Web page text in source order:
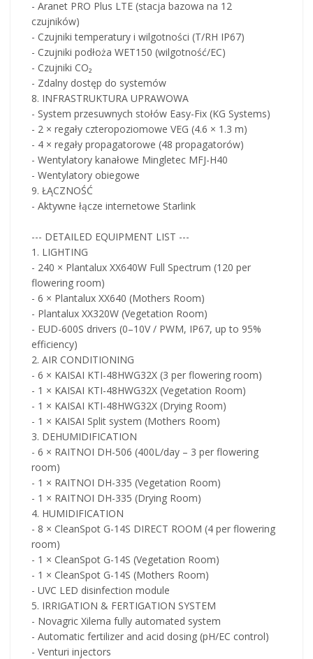
- Aranet PRO Plus LTE (stacja bazowa na 12
czujników)
- Czujniki temperatury i wilgotności (T/RH IP67)
- Czujniki podłoża WET150 (wilgotność/EC)
- Czujniki CO₂
- Zdalny dostęp do systemów
8. INFRASTRUKTURA UPRAWOWA
- System przesuwnych stołów Easy-Fix (KG Systems)
- 2 × regały czteropoziomowe VEG (4.6 × 1.3 m)
- 4 × regały propagatorowe (48 propagatorów)
- Wentylatory kanałowe Mingletec MFJ-H40
- Wentylatory obiegowe
9. ŁĄCZNOŚĆ
- Aktywne łącze internetowe Starlink
--- DETAILED EQUIPMENT LIST ---
1. LIGHTING
- 240 × Plantalux XX640W Full Spectrum (120 per
flowering room)
- 6 × Plantalux XX640 (Mothers Room)
- Plantalux XX320W (Vegetation Room)
- EUD-600S drivers (0–10V / PWM, IP67, up to 95%
efficiency)
2. AIR CONDITIONING
- 6 × KAISAI KTI-48HWG32X (3 per flowering room)
- 1 × KAISAI KTI-48HWG32X (Vegetation Room)
- 1 × KAISAI KTI-48HWG32X (Drying Room)
- 1 × KAISAI Split system (Mothers Room)
3. DEHUMIDIFICATION
- 6 × RAITNOI DH-506 (400L/day – 3 per flowering
room)
- 1 × RAITNOI DH-335 (Vegetation Room)
- 1 × RAITNOI DH-335 (Drying Room)
4. HUMIDIFICATION
- 8 × CleanSpot G-14S DIRECT ROOM (4 per flowering
room)
- 1 × CleanSpot G-14S (Vegetation Room)
- 1 × CleanSpot G-14S (Mothers Room)
- UVC LED disinfection module
5. IRRIGATION & FERTIGATION SYSTEM
- Novagric Xilema fully automated system
- Automatic fertilizer and acid dosing (pH/EC control)
- Venturi injectors